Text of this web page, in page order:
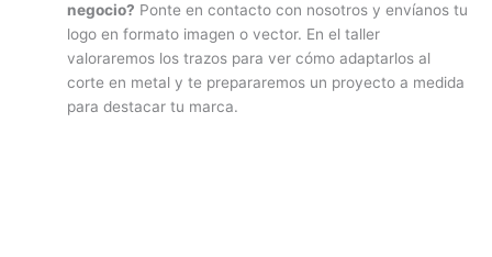
negocio? Ponte en contacto con nosotros y envíanos tu
logo en formato imagen o vector. En el taller
valoraremos los trazos para ver cómo adaptarlos al
corte en metal y te prepararemos un proyecto a medida
para destacar tu marca.